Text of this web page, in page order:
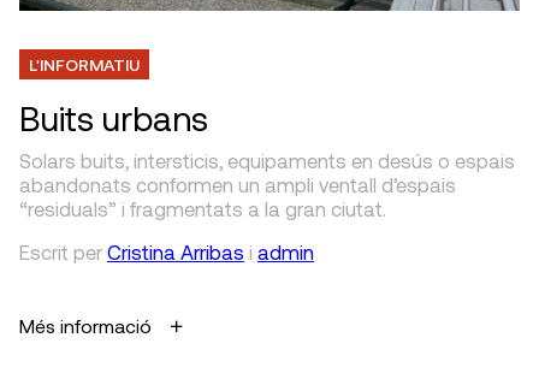
L'INFORMATIU
Buits urbans
Solars buits, intersticis, equipaments en desús o espais
abandonats conformen un ampli ventall d’espais
“residuals” i fragmentats a la gran ciutat.
Escrit per Cristina Arribas i admin
Més informació